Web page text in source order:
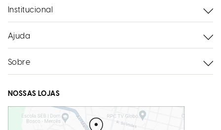
Institucional
Ajuda
Sobre
NOSSAS LOJAS